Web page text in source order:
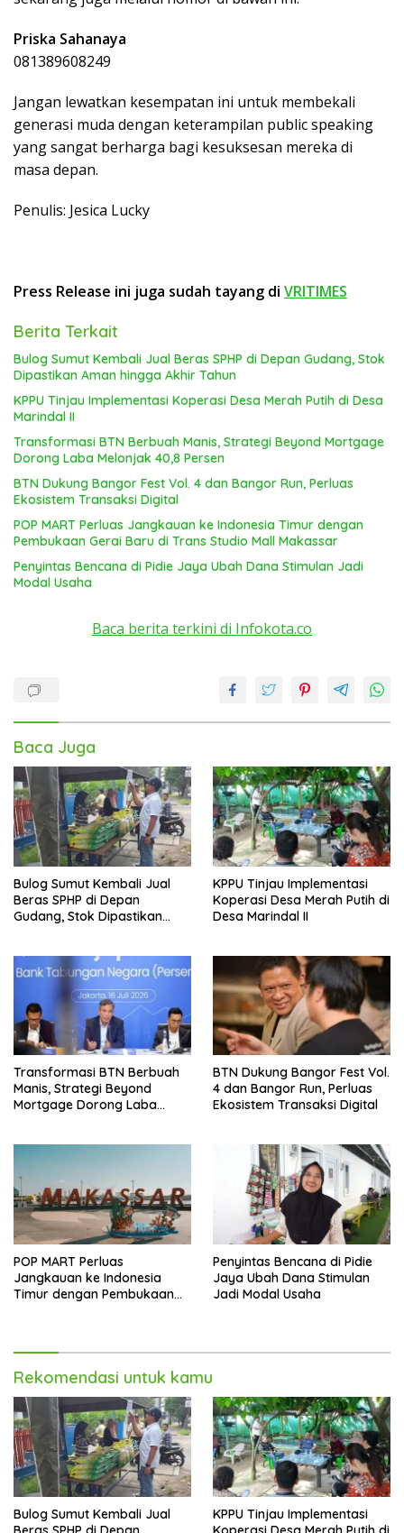
Priska Sahanaya
081389608249
Jangan lewatkan kesempatan ini untuk membekali
generasi muda dengan keterampilan public speaking
yang sangat berharga bagi kesuksesan mereka di
masa depan.
Penulis: Jesica Lucky
Press Release ini juga sudah tayang di VRITIMES
Berita Terkait
Bulog Sumut Kembali Jual Beras SPHP di Depan Gudang, Stok
Dipastikan Aman hingga Akhir Tahun
KPPU Tinjau Implementasi Koperasi Desa Merah Putih di Desa
Marindal II
Transformasi BTN Berbuah Manis, Strategi Beyond Mortgage
Dorong Laba Melonjak 40,8 Persen
BTN Dukung Bangor Fest Vol. 4 dan Bangor Run, Perluas
Ekosistem Transaksi Digital
POP MART Perluas Jangkauan ke Indonesia Timur dengan
Pembukaan Gerai Baru di Trans Studio Mall Makassar
Penyintas Bencana di Pidie Jaya Ubah Dana Stimulan Jadi
Modal Usaha
Baca berita terkini di Infokota.co
Baca Juga
Bulog Sumut Kembali Jual
Beras SPHP di Depan
Gudang, Stok Dipastikan
KPPU Tinjau Implementasi
Koperasi Desa Merah Putih di
Desa Marindal II
Transformasi BTN Berbuah
Manis, Strategi Beyond
Mortgage Dorong Laba
BTN Dukung Bangor Fest Vol.
4 dan Bangor Run, Perluas
Ekosistem Transaksi Digital
POP MART Perluas
Jangkauan ke Indonesia
Timur dengan Pembukaan
Penyintas Bencana di Pidie
Jaya Ubah Dana Stimulan
Jadi Modal Usaha
Rekomendasi untuk kamu
Bulog Sumut Kembali Jual
KPPU Tinjau Implementasi